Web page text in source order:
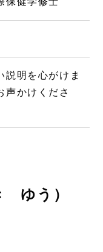
説明を心がけま
声かけくださ
ゆう）